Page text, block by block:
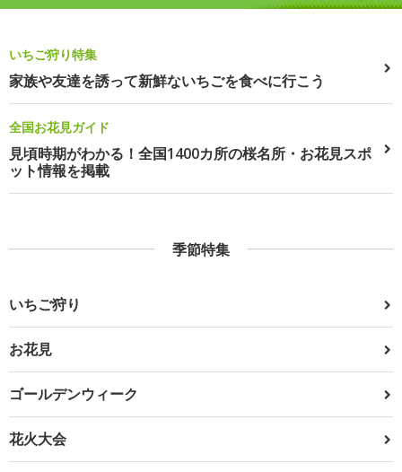
いちご狩り特集
家族や友達を誘って新鮮ないちごを食べに行こう
全国お花見ガイド
見頃時期がわかる！全国1400カ所の桜名所・お花見スポ
ット情報を掲載
季節特集
いちご狩り
お花見
ゴールデンウィーク
花火大会